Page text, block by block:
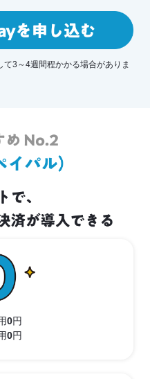
3～4週間程かかる場合がありま
0円
0円